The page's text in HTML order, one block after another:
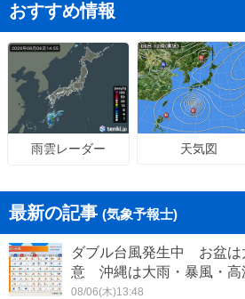
おすすめ情報
雨雲レーダー 天気図
最新の記事 (気象予報士)
ダブル台風発生中 お盆は
意 沖縄は大雨・暴風・高
08/06(木)13:48